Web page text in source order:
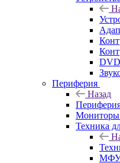
Периферия
Назад
Мониторы
Техника
МФУ